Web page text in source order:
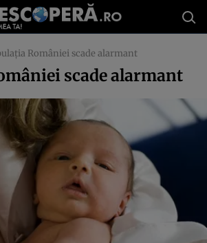
României scade alarmant
scade alarmant